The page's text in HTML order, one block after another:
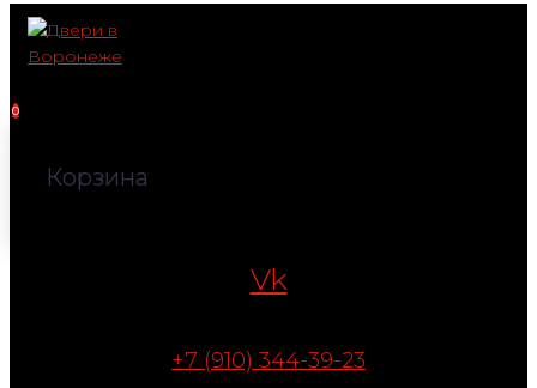
Перейти
контенту
0
Корзина
Vk
+7 (910) 344-39-23